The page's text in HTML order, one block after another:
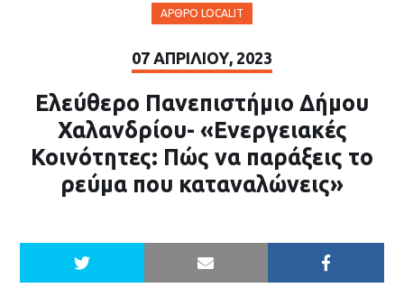
ΆΡΘΡΟ LOCALIT
07 ΑΠΡΙΛΊΟΥ, 2023
Ελεύθερο Πανεπιστήμιο Δήμου
Χαλανδρίου- «Ενεργειακές
Κοινότητες: Πώς να παράξεις το
ρεύμα που καταναλώνεις»